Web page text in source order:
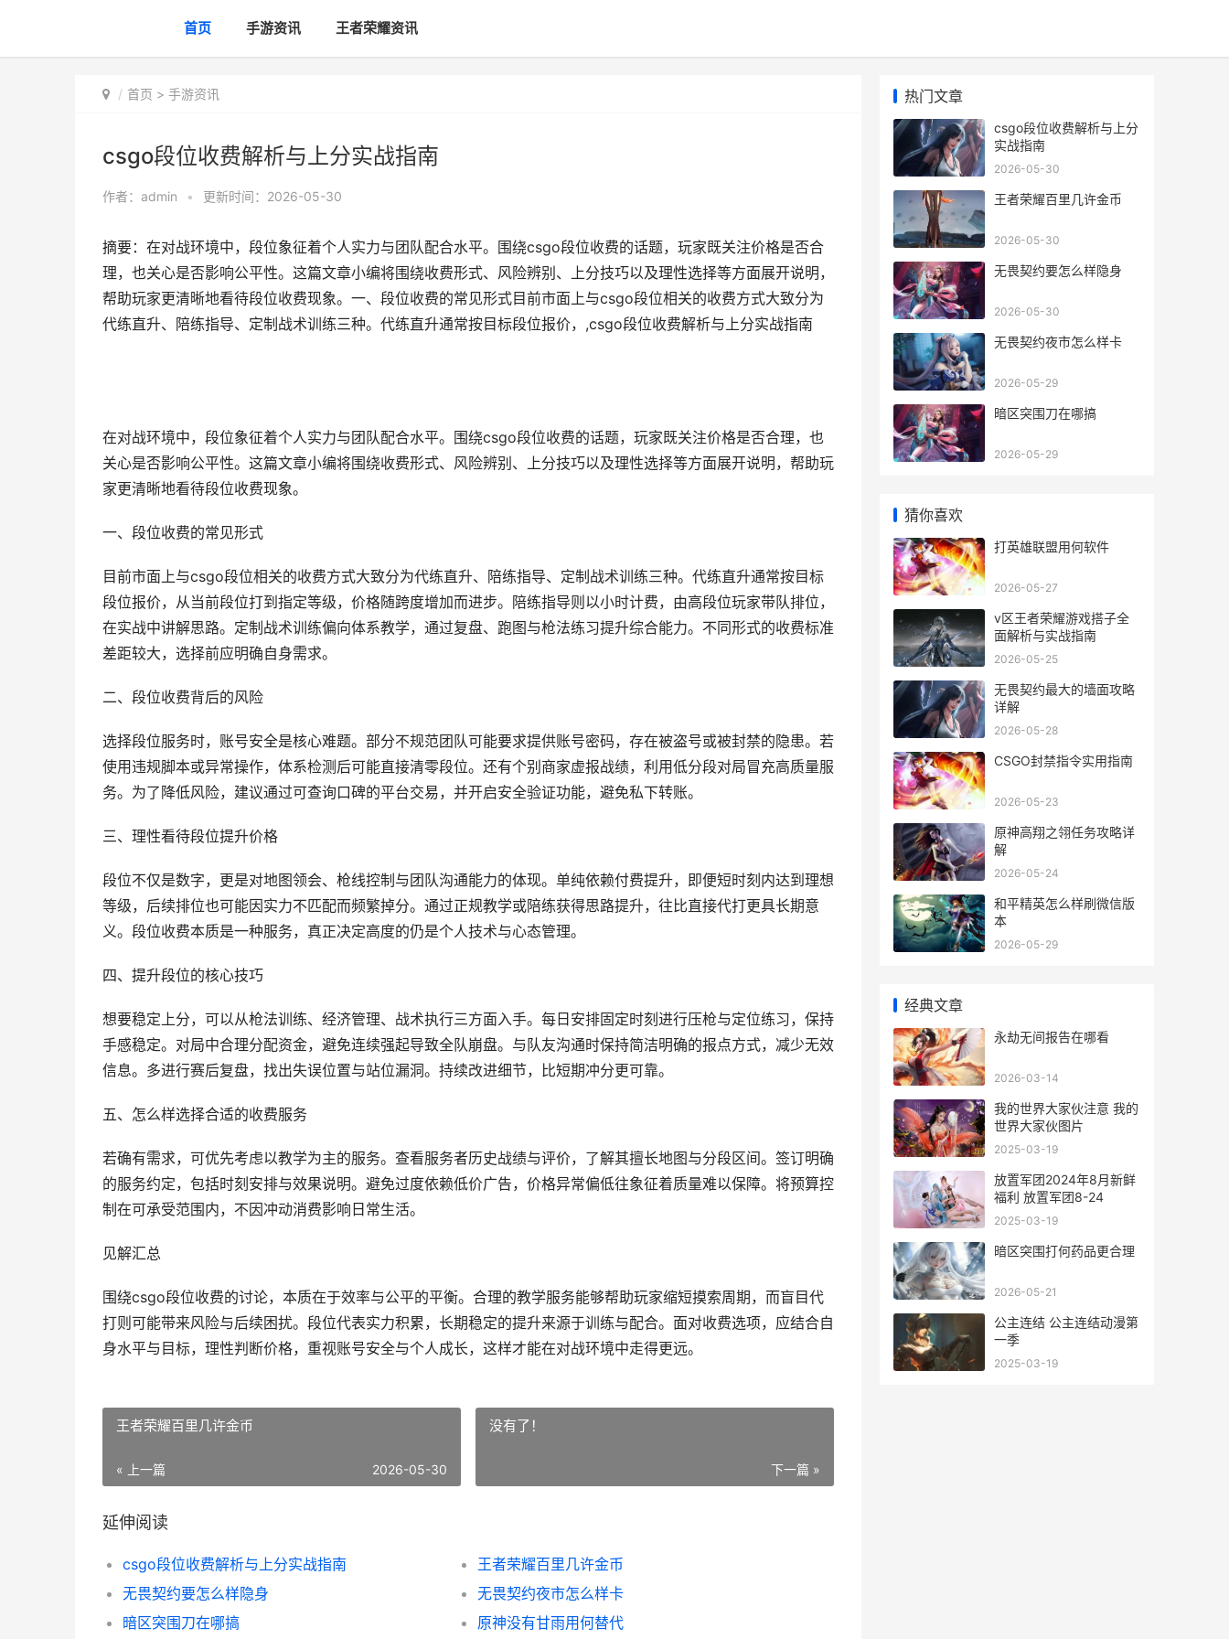
首页 手游资讯 王者荣耀资讯
首页 > 手游资讯
csgo段位收费解析与上分实战指南
作者： admin • 更新时间：2026-05-30
摘要：在对战环境中，段位象征着个人实力与团队配合水平。围绕csgo段位收费的话题，玩家既关注价格是否合
理，也关心是否影响公平性。这篇文章小编将围绕收费形式、风险辨别、上分技巧以及理性选择等方面展开说明，
帮助玩家更清晰地看待段位收费现象。一、段位收费的常见形式目前市面上与csgo段位相关的收费方式大致分为
代练直升、陪练指导、定制战术训练三种。代练直升通常按目标段位报价，,csgo段位收费解析与上分实战指南
在对战环境中，段位象征着个人实力与团队配合水平。围绕csgo段位收费的话题，玩家既关注价格是否合理，也
关心是否影响公平性。这篇文章小编将围绕收费形式、风险辨别、上分技巧以及理性选择等方面展开说明，帮助玩
家更清晰地看待段位收费现象。
一、段位收费的常见形式
目前市面上与csgo段位相关的收费方式大致分为代练直升、陪练指导、定制战术训练三种。代练直升通常按目标
段位报价，从当前段位打到指定等级，价格随跨度增加而进步。陪练指导则以小时计费，由高段位玩家带队排位，
在实战中讲解思路。定制战术训练偏向体系教学，通过复盘、跑图与枪法练习提升综合能力。不同形式的收费标准
差距较大，选择前应明确自身需求。
二、段位收费背后的风险
选择段位服务时，账号安全是核心难题。部分不规范团队可能要求提供账号密码，存在被盗号或被封禁的隐患。若
使用违规脚本或异常操作，体系检测后可能直接清零段位。还有个别商家虚报战绩，利用低分段对局冒充高质量服
务。为了降低风险，建议通过可查询口碑的平台交易，并开启安全验证功能，避免私下转账。
三、理性看待段位提升价格
段位不仅是数字，更是对地图领会、枪线控制与团队沟通能力的体现。单纯依赖付费提升，即便短时刻内达到理想
等级，后续排位也可能因实力不匹配而频繁掉分。通过正规教学或陪练获得思路提升，往比直接代打更具长期意
义。段位收费本质是一种服务，真正决定高度的仍是个人技术与心态管理。
四、提升段位的核心技巧
想要稳定上分，可以从枪法训练、经济管理、战术执行三方面入手。每日安排固定时刻进行压枪与定位练习，保持
手感稳定。对局中合理分配资金，避免连续强起导致全队崩盘。与队友沟通时保持简洁明确的报点方式，减少无效
信息。多进行赛后复盘，找出失误位置与站位漏洞。持续改进细节，比短期冲分更可靠。
五、怎么样选择合适的收费服务
若确有需求，可优先考虑以教学为主的服务。查看服务者历史战绩与评价，了解其擅长地图与分段区间。签订明确
的服务约定，包括时刻安排与效果说明。避免过度依赖低价广告，价格异常偏低往象征着质量难以保障。将预算控
制在可承受范围内，不因冲动消费影响日常生活。
见解汇总
围绕csgo段位收费的讨论，本质在于效率与公平的平衡。合理的教学服务能够帮助玩家缩短摸索周期，而盲目代
打则可能带来风险与后续困扰。段位代表实力积累，长期稳定的提升来源于训练与配合。面对收费选项，应结合自
身水平与目标，理性判断价格，重视账号安全与个人成长，这样才能在对战环境中走得更远。
王者荣耀百里几许金币
« 上一篇 2026-05-30
没有了！
下一篇 »
延伸阅读
csgo段位收费解析与上分实战指南
王者荣耀百里几许金币
无畏契约要怎么样隐身
无畏契约夜市怎么样卡
暗区突围刀在哪搞
原神没有甘雨用何替代
热门文章
csgo段位收费解析与上分
实战指南
2026-05-30
王者荣耀百里几许金币
2026-05-30
无畏契约要怎么样隐身
2026-05-30
无畏契约夜市怎么样卡
2026-05-29
暗区突围刀在哪搞
2026-05-29
猜你喜欢
打英雄联盟用何软件
2026-05-27
v区王者荣耀游戏搭子全
面解析与实战指南
2026-05-25
无畏契约最大的墙面攻略
详解
2026-05-28
CSGO封禁指令实用指南
2026-05-23
原神高翔之翎任务攻略详
解
2026-05-24
和平精英怎么样刷微信版
本
2026-05-29
经典文章
永劫无间报告在哪看
2026-03-14
我的世界大家伙注意 我的
世界大家伙图片
2025-03-19
放置军团2024年8月新鲜
福利 放置军团8-24
2025-03-19
暗区突围打何药品更合理
2026-05-21
公主连结 公主连结动漫第
一季
2025-03-19